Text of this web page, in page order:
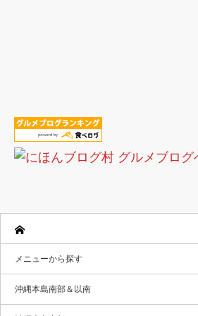
メニューから探す
沖縄本島南部＆以南